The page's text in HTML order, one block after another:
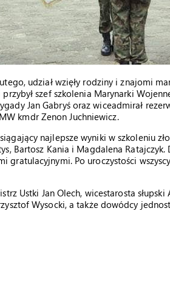
udział wzięły rodziny i znajomi
szef szkolenia Marynarki
Jan Gabryś oraz wiceadmirał
kmdr Zenon Juchniewicz.
najlepsze wyniki w szkoleniu
Bartosz Kania i Magdalena
gratulacyjnymi. Po uroczystości
Ustki Jan Olech, wicestarosta
Wysocki, a także dowódcy